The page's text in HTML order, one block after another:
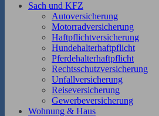
Sach und KFZ
Autoversicherung
Motorradversicherung
Haftpflichtversicherung
Hundehalterhaftpflicht
Pferdehalterhaftpflicht
Rechtsschutzversicherung
Unfallversicherung
Reiseversicherung
Gewerbeversicherung
Wohnung & Haus